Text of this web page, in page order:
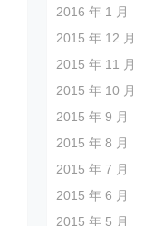
2016 年 1 月
2015 年 12 月
2015 年 11 月
2015 年 10 月
2015 年 9 月
2015 年 8 月
2015 年 7 月
2015 年 6 月
2015 年 5 月